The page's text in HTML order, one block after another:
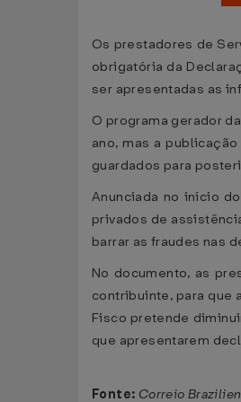
Os prestadores de
obrigatória da
ser apresentadas as
O programa gerador
ano, mas a
guardados para
Anunciada no início
privados de
barrar as fraudes nas
No documento, as
contribuinte, para que
Fisco pretende
que apresentarem
Fonte: Correio